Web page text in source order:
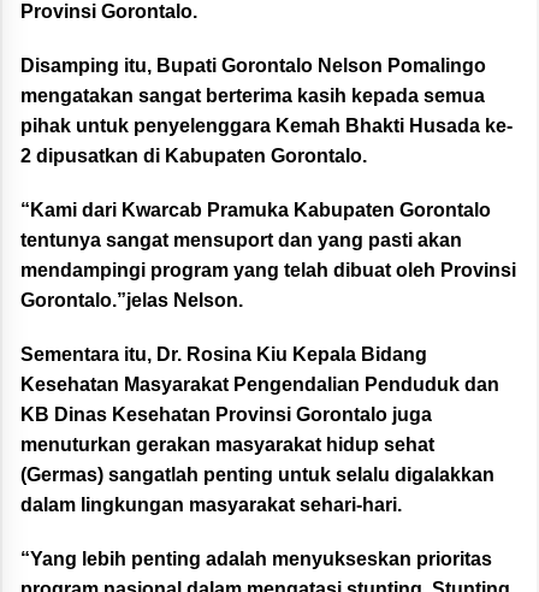
Provinsi Gorontalo.
Disamping itu, Bupati Gorontalo Nelson Pomalingo
mengatakan sangat berterima kasih kepada semua
pihak untuk penyelenggara Kemah Bhakti Husada ke-
2 dipusatkan di Kabupaten Gorontalo.
“Kami dari Kwarcab Pramuka Kabupaten Gorontalo
tentunya sangat mensuport dan yang pasti akan
mendampingi program yang telah dibuat oleh Provinsi
Gorontalo.”jelas Nelson.
Sementara itu, Dr. Rosina Kiu Kepala Bidang
Kesehatan Masyarakat Pengendalian Penduduk dan
KB Dinas Kesehatan Provinsi Gorontalo juga
menuturkan gerakan masyarakat hidup sehat
(Germas) sangatlah penting untuk selalu digalakkan
dalam lingkungan masyarakat sehari-hari.
“Yang lebih penting adalah menyukseskan prioritas